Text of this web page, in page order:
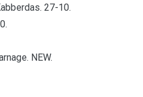
27-10.
NEW.